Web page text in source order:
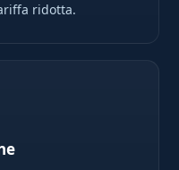
ridotta.